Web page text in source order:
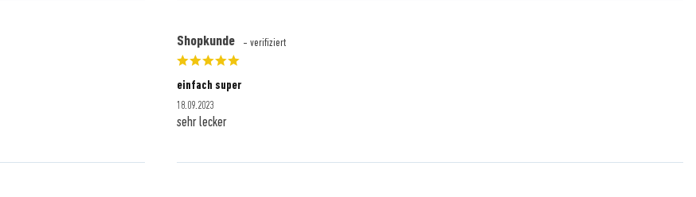
Shopkunde - verifiziert
einfach super
18.09.2023
sehr lecker